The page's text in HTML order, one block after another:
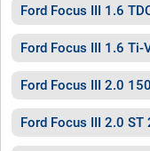
Ford Focus III 1.6
Ford Focus III 1.6 Ti-
Ford Focus III 2.0
Ford Focus III 2.0 ST